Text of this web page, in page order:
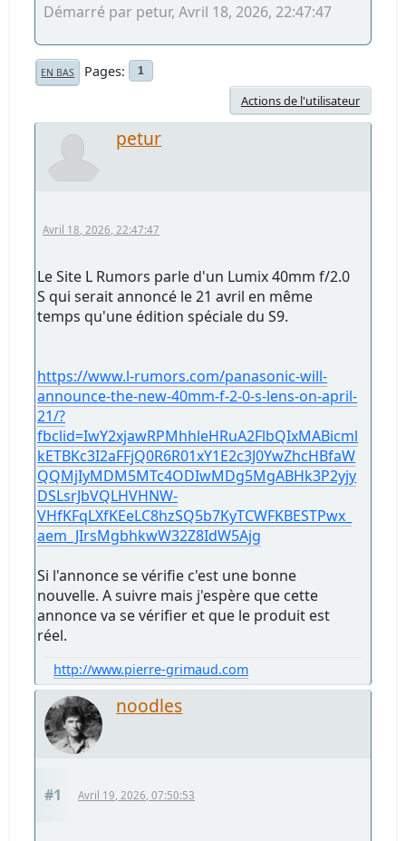
Démarré par petur, Avril 18, 2026, 22:47:47
EN BAS Pages 1
Actions de l'utilisateur
petur
Avril 18, 2026, 22:47:47
Le Site L Rumors parle d'un Lumix 40mm f/2.0
S qui serait annoncé le 21 avril en même
temps qu'une édition spéciale du S9.
https://www.l-rumors.com/panasonic-will-
announce-the-new-40mm-f-2-0-s-lens-on-april-
21/?
fbclid=IwY2xjawRPMhhleHRuA2FlbQIxMABicml
kETBKc3I2aFFjQ0R6R01xY1E2c3J0YwZhcHBfaW
QQMjIyMDM5MTc4ODIwMDg5MgABHk3P2yjy
DSLsrJbVQLHVHNW-
VHfKFqLXfKEeLC8hzSQ5b7KyTCWFKBESTPwx_
aem_JIrsMgbhkwW32Z8IdW5Ajg
Si l'annonce se vérifie c'est une bonne
nouvelle. A suivre mais j'espère que cette
annonce va se vérifier et que le produit est
réel.
http://www.pierre-grimaud.com
noodles
#1 Avril 19, 2026, 07:50:53